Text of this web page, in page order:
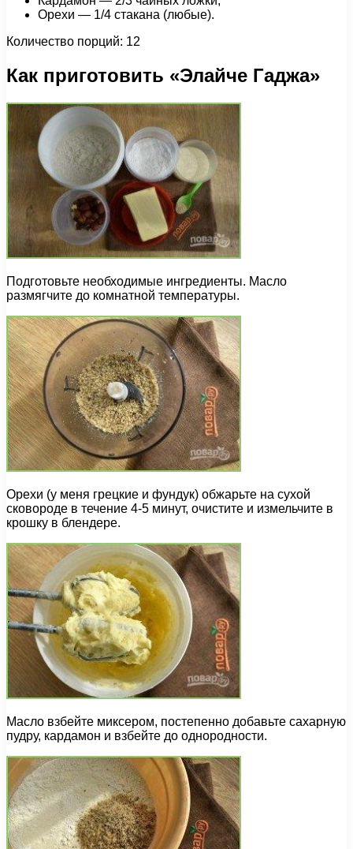
Орехи — 1/4 стакана (любые).
Количество порций: 12
Как приготовить «Элайче Гаджа»
Подготовьте необходимые ингредиенты. Масло
размягчите до комнатной температуры.
Орехи (у меня грецкие и фундук) обжарьте на сухой
сковороде в течение 4-5 минут, очистите и измельчите в
крошку в блендере.
Масло взбейте миксером, постепенно добавьте сахарную
пудру, кардамон и взбейте до однородности.